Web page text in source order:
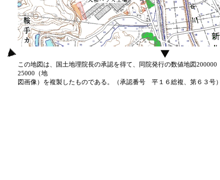
この地図は、国土地理院長の承認を得て、同院発行の数値地図
25000（地
図画像）を複製したものである。（承認番号 平１６総複、第６３号